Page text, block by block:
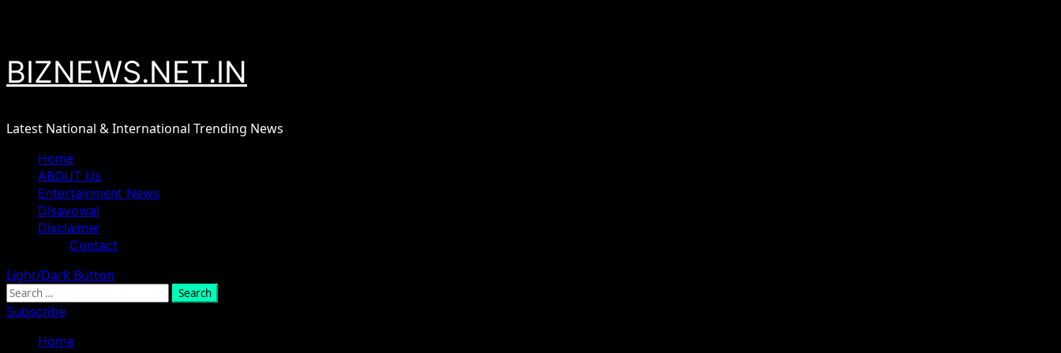
BIZNEWS.NET.IN
Latest National & International Trending News
Primary
Menu
Home
ABOUT Us
Entertainment News
Disavowal
Disclaimer
Contact
Light/Dark Button
Search
for:
Subscribe
Home